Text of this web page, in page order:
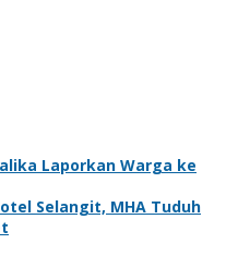
Laporkan Warga ke
Selangit, MHA Tuduh